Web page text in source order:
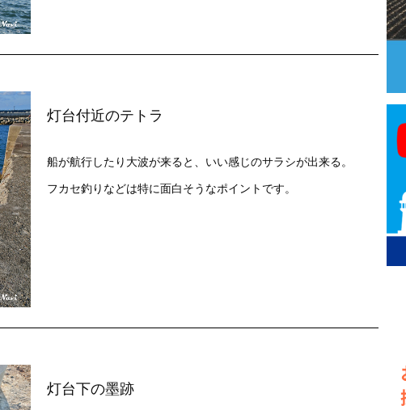
灯台付近のテトラ​
船が航行したり大波が来ると、いい感じのサラシが出来る。
フカセ釣りなどは特に面白そうなポイントです。
灯台下の墨跡